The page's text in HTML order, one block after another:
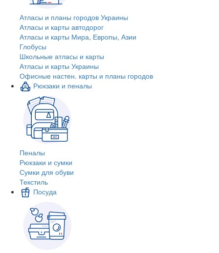
Атласы и планы городов Украины
Атласы и карты автодорог
Атласы и карты Мира, Европы, Азии
Глобусы
Школьные атласы и карты
Атласы и карты Украины
Офисные настен. карты и планы городов
Рюкзаки и пеналы
Пеналы
Рюкзаки и сумки
Сумки для обуви
Текстиль
Посуда